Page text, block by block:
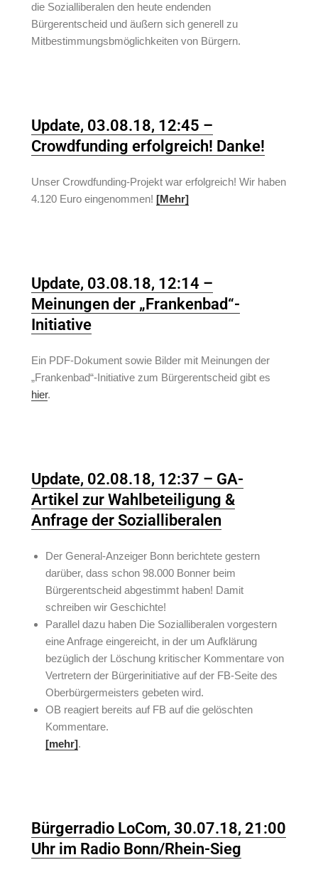
die Sozialliberalen den heute endenden
Bürgerentscheid und äußern sich generell zu
Mitbestimmungsbmöglichkeiten von Bürgern.
Update, 03.08.18, 12:45 –
Crowdfunding erfolgreich! Danke!
Unser Crowdfunding-Projekt war erfolgreich! Wir haben
4.120 Euro eingenommen![Mehr]
Update, 03.08.18, 12:14 –
Meinungen der „Frankenbad“-
Initiative
Ein PDF-Dokument sowie Bilder mit Meinungen der
„Frankenbad“-Initiative zum Bürgerentscheid gibt es
hier.
Update, 02.08.18, 12:37 – GA-
Artikel zur Wahlbeteiligung &
Anfrage der Sozialliberalen
Der General-Anzeiger Bonn berichtete gestern
darüber, dass schon 98.000 Bonner beim
Bürgerentscheid abgestimmt haben! Damit
schreiben wir Geschichte!
Parallel dazu haben Die Sozialliberalen vorgestern
eine Anfrage eingereicht, in der um Aufklärung
bezüglich der Löschung kritischer Kommentare von
Vertretern der Bürgerinitiative auf der FB-Seite des
Oberbürgermeisters gebeten wird.
OB reagiert bereits auf FB auf die gelöschten
Kommentare.
[mehr].
Bürgerradio LoCom, 30.07.18, 21:00
Uhr im Radio Bonn/Rhein-Sieg